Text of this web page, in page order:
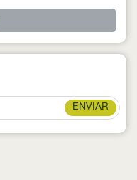
ENVIAR